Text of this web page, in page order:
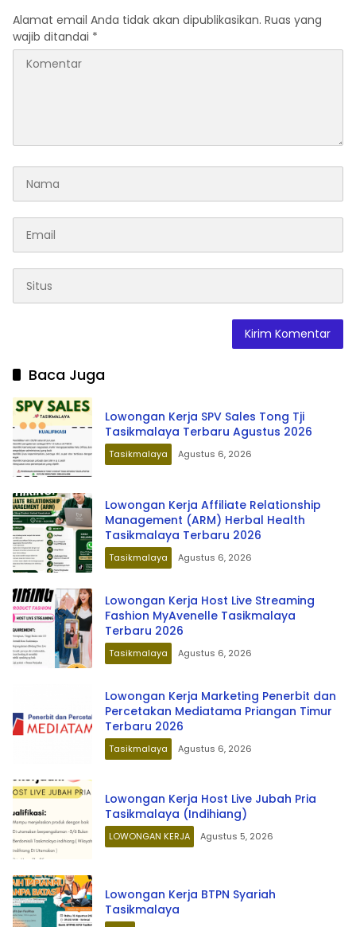
Alamat email Anda tidak akan dipublikasikan. Ruas yang
wajib ditandai *
Baca Juga
Lowongan Kerja SPV Sales Tong Tji
Tasikmalaya Terbaru Agustus 2026
Tasikmalaya Agustus 6, 2026
Lowongan Kerja Affiliate Relationship
Management (ARM) Herbal Health
Tasikmalaya Terbaru 2026
Tasikmalaya Agustus 6, 2026
Lowongan Kerja Host Live Streaming
Fashion MyAvenelle Tasikmalaya
Terbaru 2026
Tasikmalaya Agustus 6, 2026
Lowongan Kerja Marketing Penerbit dan
Percetakan Mediatama Priangan Timur
Terbaru 2026
Tasikmalaya Agustus 6, 2026
Lowongan Kerja Host Live Jubah Pria
Tasikmalaya (Indihiang)
LOWONGAN KERJA Agustus 5, 2026
Lowongan Kerja BTPN Syariah
Tasikmalaya